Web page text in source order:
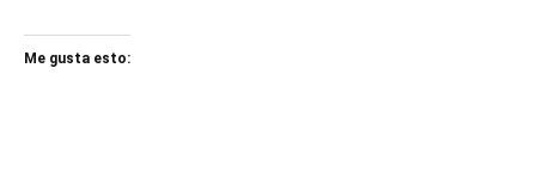
Me gusta esto: